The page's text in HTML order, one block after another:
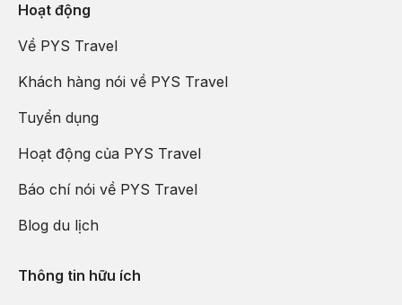
Hoạt động
Về PYS Travel
Khách hàng nói về PYS Travel
Tuyển dụng
Hoạt động của PYS Travel
Báo chí nói về PYS Travel
Blog du lịch
Thông tin hữu ích